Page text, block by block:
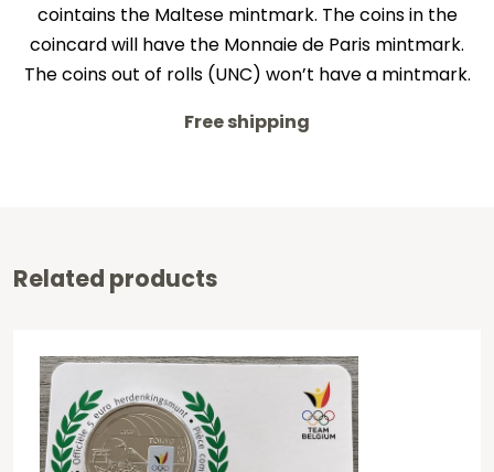
cointains the Maltese mintmark. The coins in the
coincard will have the Monnaie de Paris mintmark.
The coins out of rolls (UNC) won’t have a mintmark.
Free shipping
Related products